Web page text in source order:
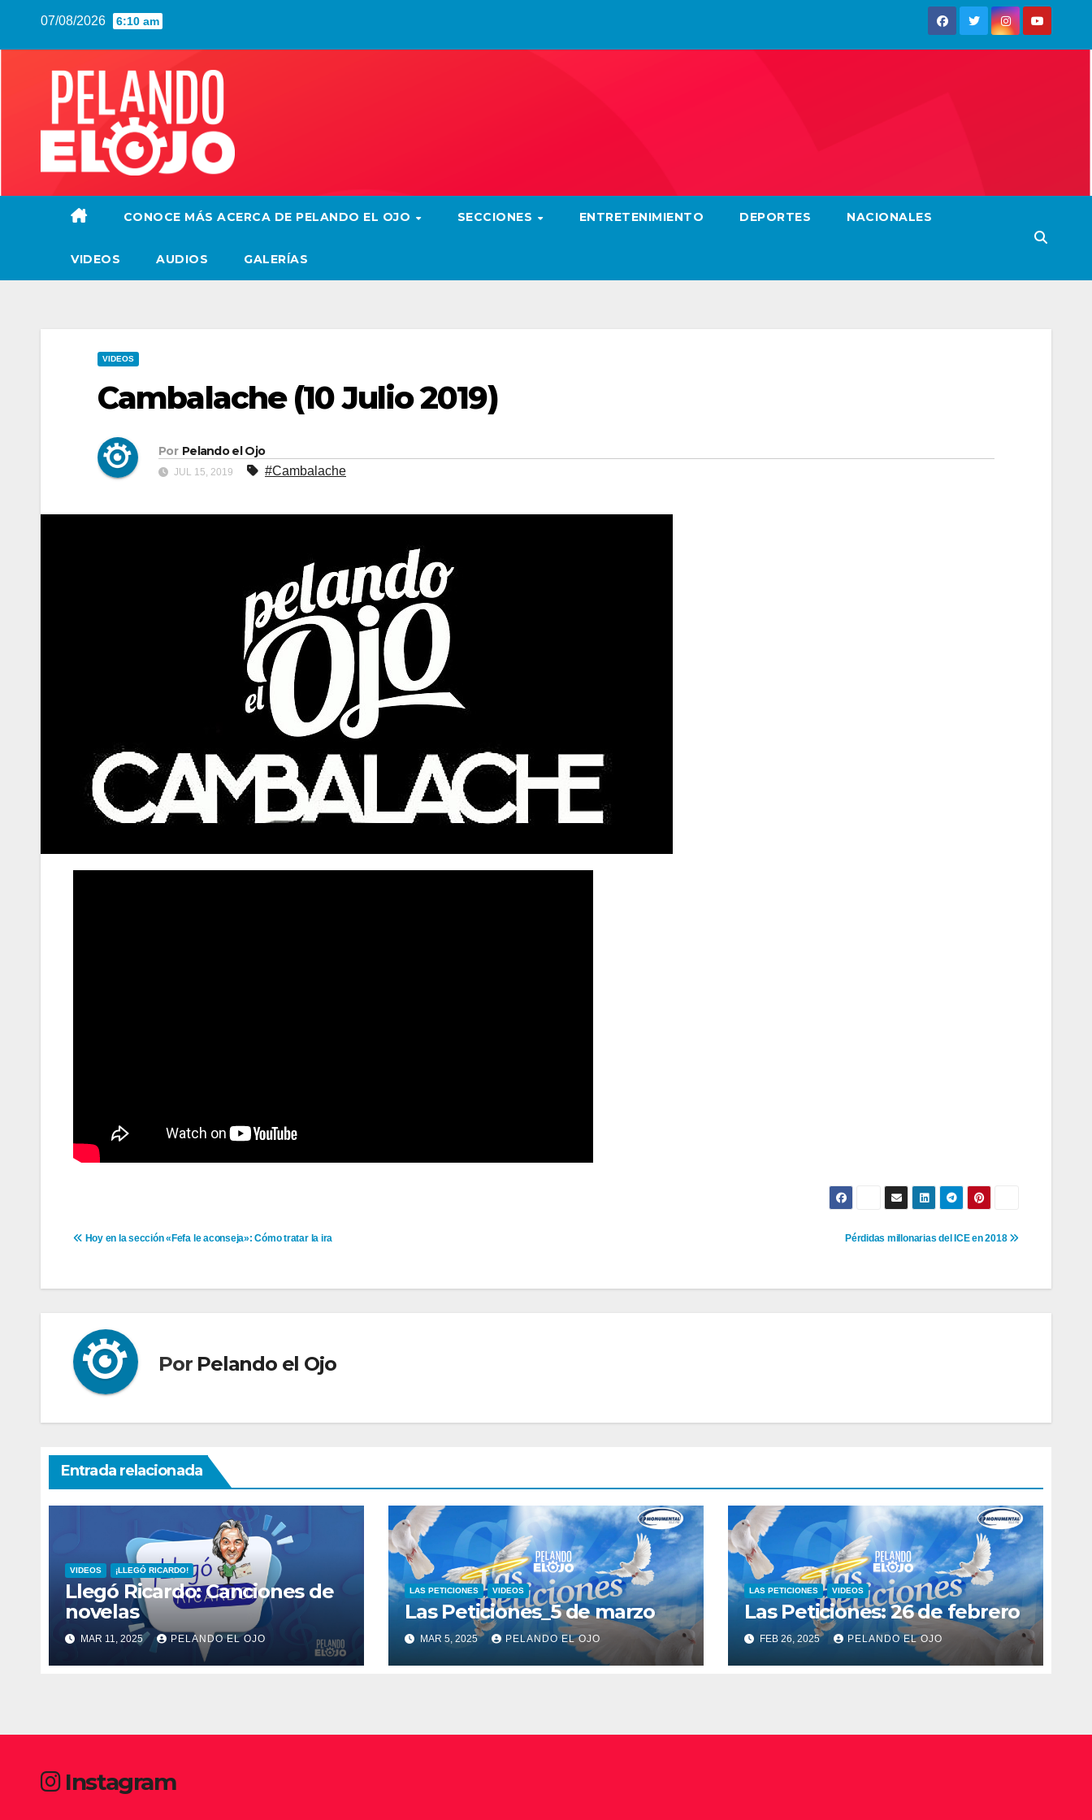
07/08/2026 6:10 am
CONOCE MÁS ACERCA DE PELANDO EL OJO SECCIONES ENTRETENIMIENTO DEPORTES NACIONALES
VIDEOS AUDIOS GALERÍAS
VIDEOS
Cambalache (10 Julio 2019)
Por Pelando el Ojo
JUL 15, 2019 #Cambalache
Navegación
Pérdidas millonarias del ICE en 2018
Hoy en la sección «Fefa le aconseja»: Cómo tratar la ira
Por Pelando el Ojo
Entrada relacionada
VIDEOS ¡LLEGÓ RICARDO!
Llegó Ricardo: Canciones de
novelas
MAR 11, 2025 PELANDO EL OJO
LAS PETICIONES VIDEOS
Las Peticiones_5 de marzo
MAR 5, 2025 PELANDO EL OJO
LAS PETICIONES VIDEOS
Las Peticiones: 26 de febrero
FEB 26, 2025 PELANDO EL OJO
Instagram